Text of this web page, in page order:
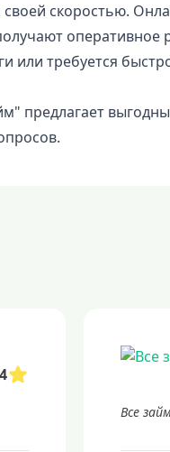
скоростью.
оперативное
или требуется
предлагает
4
Все